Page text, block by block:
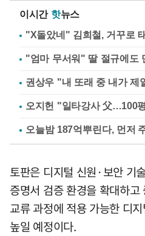
이시간 핫뉴스
"X돌았네" 김희철, 거꾸로
"엄마 무서워" 딸 절규에도
권상우 "내 또래 중 내가
오지헌 "일타강사 父…100
토판은 디지털 신원·보안 기
증명서 검증 환경을 확대하
교류 과정에 적용 가능한 디
높일 예정이다.